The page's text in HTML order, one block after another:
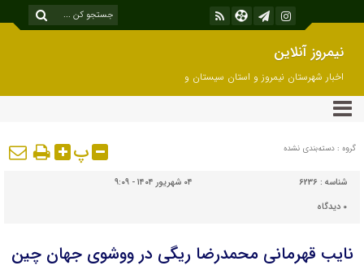
نیمروز آنلاین
اخبار شهرستان نیمروز و استان سیستان و
بلوچستان
گروه : دسته‌بندی نشده پ
شناسه : 6236
۰۴ شهریور ۱۴۰۴ - ۹:۰۹
۰ دیدگاه
نایب‌ قهرمانی محمدرضا ریگی در ووشوی جهان چین